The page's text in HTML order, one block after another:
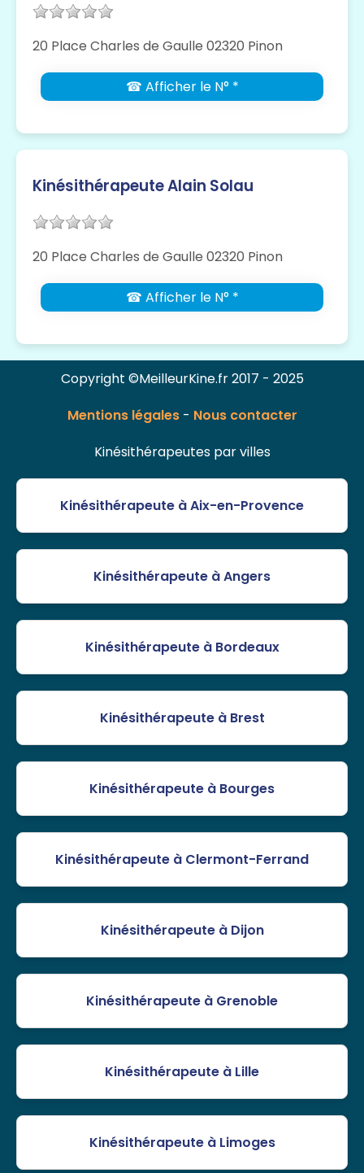
20 Place Charles de Gaulle 02320 Pinon
☎ Afficher le N° *
Kinésithérapeute Alain Solau
20 Place Charles de Gaulle 02320 Pinon
☎ Afficher le N° *
Copyright ©MeilleurKine.fr 2017 - 2025
Mentions légales- Nous contacter
Kinésithérapeutes par villes
Kinésithérapeute à Aix-en-Provence
Kinésithérapeute à Angers
Kinésithérapeute à Bordeaux
Kinésithérapeute à Brest
Kinésithérapeute à Bourges
Kinésithérapeute à Clermont-Ferrand
Kinésithérapeute à Dijon
Kinésithérapeute à Grenoble
Kinésithérapeute à Lille
Kinésithérapeute à Limoges